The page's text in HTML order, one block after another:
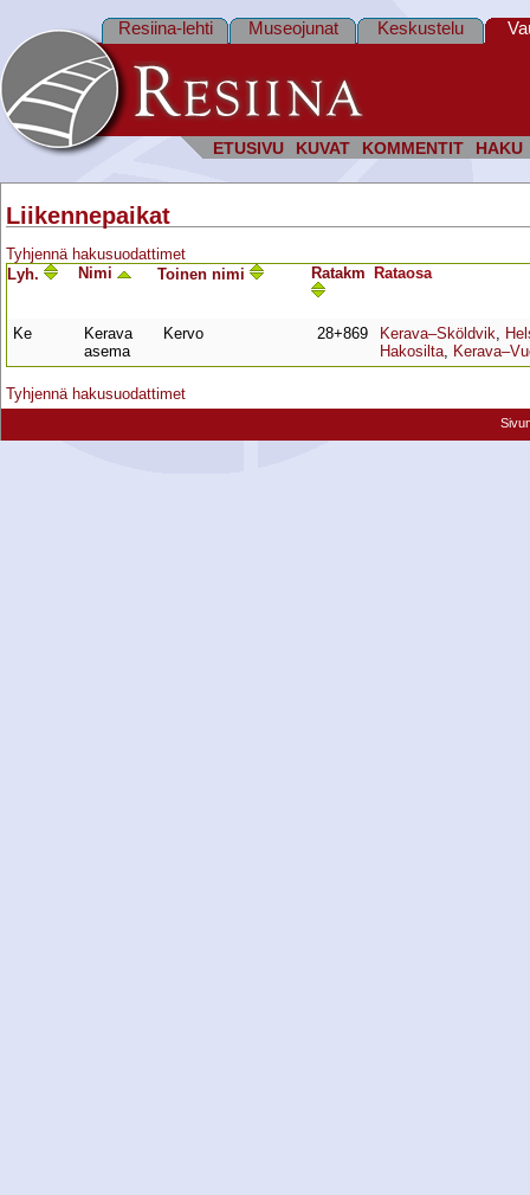
ETUSIVU KUVAT KOMMENTIT HAKU
Resiina-lehti Museojunat Keskustelu
Liikennepaikat
Tyhjennä hakusuodattimet
Lyh.
Nimi Toinen nimi Ratakm Rata­osa
Ke
Kerava
asema
Kervo 28+869 Kerava–Sköldvik,
Hakosilta,
Tyhjennä hakusuodattimet